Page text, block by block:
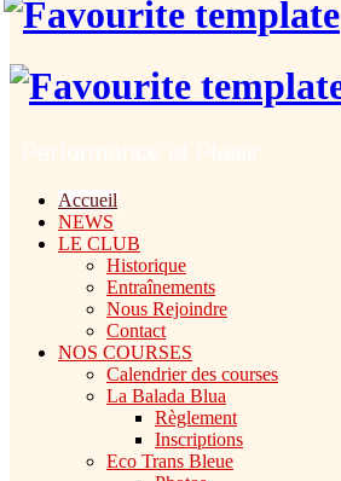
Accueil
NEWS
LE CLUB
Historique
Entraînements
Nous Rejoindre
Contact
NOS COURSES
Calendrier des courses
La Balada Blua
Règlement
Inscriptions
Eco Trans Bleue